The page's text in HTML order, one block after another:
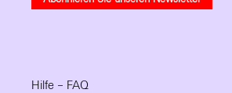
Hilfe – FAQ